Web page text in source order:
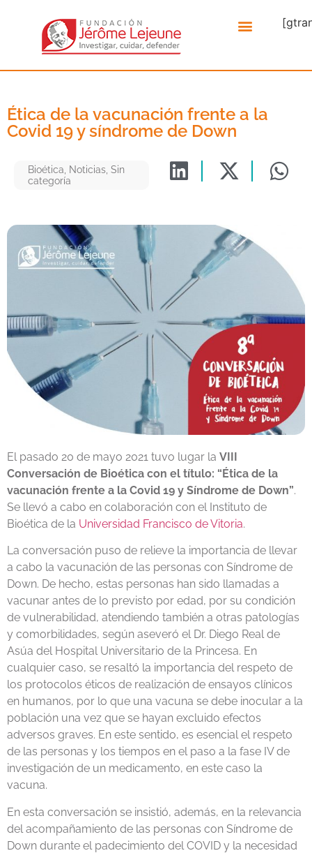
Ética de la vacunación frente a la
Covid 19 y síndrome de Down
Bioética Noticias Sin
categoría
El pasado 20 de mayo 2021 tuvo lugar la VIII
Conversación de Bioética con el título: “Ética de la
vacunación frente a la Covid 19 y Síndrome de Down”.
Se llevó a cabo en colaboración con el Instituto de
Bioética de la Universidad Francisco de Vitoria.
La conversación puso de relieve la importancia de llevar
a cabo la vacunación de las personas con Síndrome de
Down. De hecho, estas personas han sido llamadas a
vacunar antes de lo previsto por edad, por su condición
de vulnerabilidad, atendiendo también a otras patologías
y comorbilidades, según aseveró el Dr. Diego Real de
Asúa del Hospital Universitario de la Princesa. En
cualquier caso, se resaltó la importancia del respeto de
los protocolos éticos de realización de ensayos clínicos
en humanos, por lo que una vacuna se debe inocular a la
población una vez que se hayan excluido efectos
adversos graves. En este sentido, es esencial el respeto
de las personas y los tiempos en el paso a la fase IV de
investigación de un medicamento, en este caso la
vacuna.
En esta conversación se insistió, además, en la relevancia
del acompañamiento de las personas con Síndrome de
Down durante el padecimiento del COVID y la necesidad